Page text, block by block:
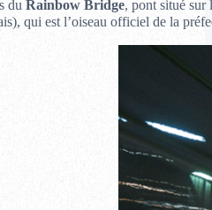
du Rainbow Bridge, pont situé sur
qui est l’oiseau officiel de la